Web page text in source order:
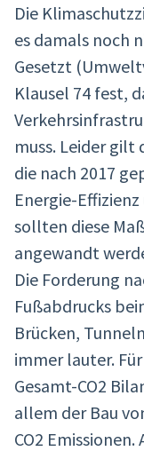
Die
es damals noch
Gesetzt
Klausel 74 fest,
muss. Leider gilt
die nach 2017
Energie-
sollten diese
angewandt
Die Forderung
Fußabdrucks
Brücken,
immer lauter.
Gesamt-CO2
allem der Bau
CO2